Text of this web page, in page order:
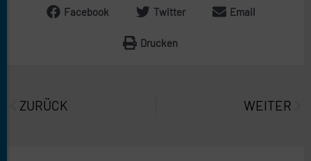
Facebook Twitter Email
Drucken
ZURÜCK WEITER